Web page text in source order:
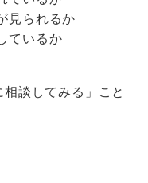
見られるか
ているか
談してみる」こと